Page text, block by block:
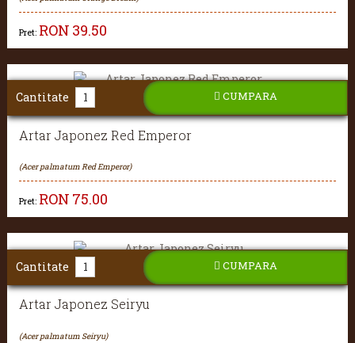
Pret: RON 39.50
Artar Japonez Red Emperor
(Acer palmatum Red Emperor)
Pret: RON 75.00
Cantitate CUMPARA
Artar Japonez Seiryu
(Acer palmatum Seiryu)
Cantitate CUMPARA